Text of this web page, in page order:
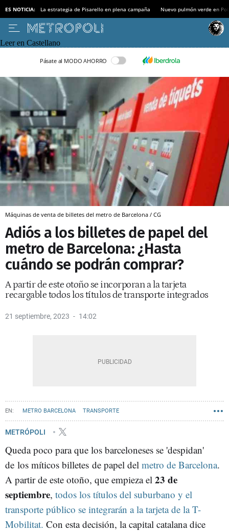
ES NOTICIA: La estrategia de Pisarello en plena campaña Nuevo pulmón verde en
Leer en Castellano
Pásate al MODO AHORRO
Máquinas de venta de billetes del metro de Barcelona / CG
Adiós a los billetes de papel del
metro de Barcelona: ¿Hasta
cuándo se podrán comprar?
A partir de este otoño se incorporan a la tarjeta
recargable todos los títulos de transporte integrados
21 septiembre, 2023 14:02
METRO BARCELONA TRANSPORTE
METRÓPOLI
Queda poco para que los barceloneses se 'despidan'
de los míticos billetes de papel del metro de Barcelona.
A partir de este otoño, que empieza el 23 de
septiembre, todos los títulos del suburbano y el
transporte público se integrarán a la tarjeta de la T-
Mobilitat. Con esta decisión, la capital catalana dice